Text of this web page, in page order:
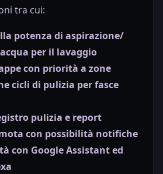
tra cui:
potenza di aspirazione/
per il lavaggio
con priorità a zone
cicli di pulizia per fasce
pulizia e report
con possibilità notifiche
con Google Assistant ed